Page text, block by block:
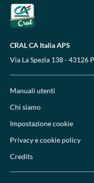
CRAL CA Italia APS
Via La Spezia 138 - 43126
Manuali utenti
Chi siamo
Impostazione cookie
Privacy e cookie policy
Credits